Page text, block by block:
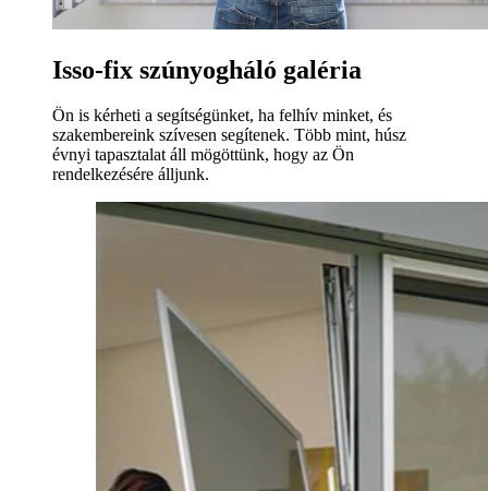
Isso-fix szúnyogháló galéria
Ön is kérheti a segítségünket, ha felhív minket, és
szakembereink szívesen segítenek. Több mint, húsz
évnyi tapasztalat áll mögöttünk, hogy az Ön
rendelkezésére álljunk.